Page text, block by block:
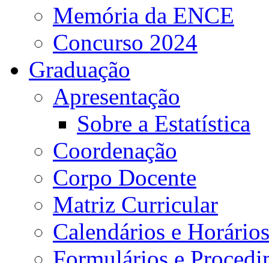
Memória da ENCE
Concurso 2024
Graduação
Apresentação
Sobre a Estatística
Coordenação
Corpo Docente
Matriz Curricular
Calendários e Horários